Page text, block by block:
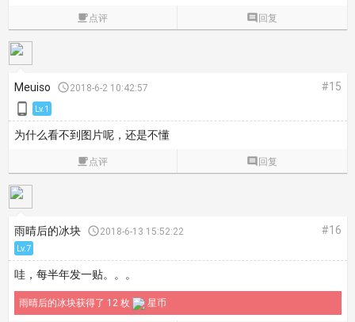
点评  回复
Meuiso 2018-6-2 10:42:57 #15
 Lv.1
为什么看不到图片呢，还是不懂
点评  回复
雨晴后的冰块 2018-6-13 15:52:22 #16
Lv.7
哇，每半年发一贴。。。
雨晴后的冰块获得了 12 枚 星币